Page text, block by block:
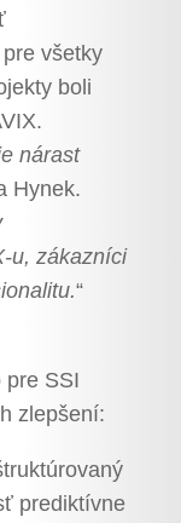
všetky
boli
nárast
Hynek.
u, zákazníci
“
pre SSI
zlepšení:
prediktívne